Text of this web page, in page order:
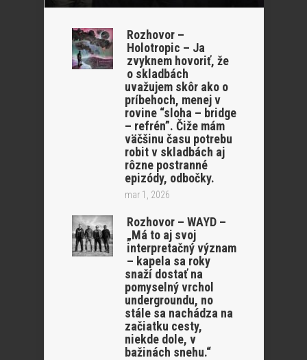
Rozhovor –
Holotropic – Ja
zvyknem hovoriť, že
o skladbách
uvažujem skôr ako o
príbehoch, menej v
rovine “sloha – bridge
– refrén”. Čiže mám
väčšinu času potrebu
robit v skladbách aj
rôzne postranné
epizódy, odbočky.
mar 1, 2026
Rozhovor – WAYD –
„Má to aj svoj
interpretačný význam
– kapela sa roky
snaží dostať na
pomyselný vrchol
undergroundu, no
stále sa nachádza na
začiatku cesty,
niekde dole, v
bažinách snehu.“